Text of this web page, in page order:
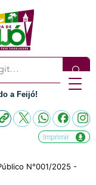
a Feijó!
Imprimir
N°001/2025 -